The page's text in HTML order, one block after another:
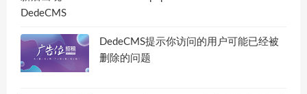
DedeCMS提示你访问的用户可能已经被
删除的问题